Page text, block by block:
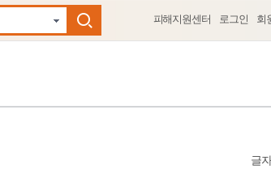
자동완성 펼치기
검색
피해지원센터 로그인 회
글